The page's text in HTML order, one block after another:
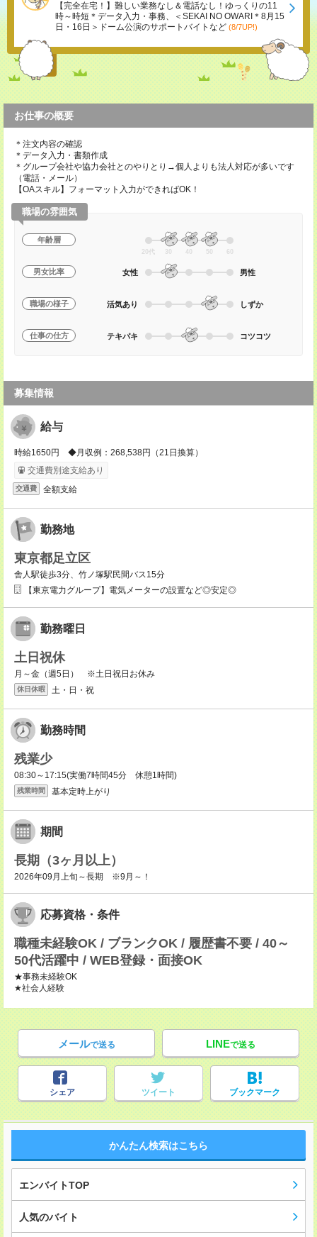
【完全在宅！】難しい業務なし＆電話なし！ゆっくりの11
時～時短＊データ入力・事務、＜SEKAI NO OWARI＊8月15
日・16日＞ドーム公演のサポートバイトなど (8/7UP!)
お仕事の概要
＊注文内容の確認
＊データ入力・書類作成
＊グループ会社や協力会社とのやりとり→個人よりも法人対応が多いです
（電話・メール）
【OAスキル】フォーマット入力ができればOK！
職場の雰囲気
年齢層
20代 30 40 50 60
男女比率 女性 男性
職場の様子 活気あり しずか
仕事の仕方 テキパキ コツコツ
募集情報
給与
時給1650円 ◆月収例：268,538円（21日換算）
交通費別途支給あり
交通費 全額支給
勤務地
東京都足立区
舎人駅徒歩3分、竹ノ塚駅民間バス15分
【東京電力グループ】電気メーターの設置など◎安定◎
勤務曜日
土日祝休
月～金（週5日） ※土日祝日お休み
休日休暇 土・日・祝
勤務時間
残業少
08:30～17:15(実働7時間45分 休憩1時間)
残業時間 基本定時上がり
期間
長期（3ヶ月以上）
2026年09月上旬～長期 ※9月～！
応募資格・条件
職種未経験OK / ブランクOK / 履歴書不要 / 40～
50代活躍中 / WEB登録・面接OK
★事務未経験OK
★社会人経験
メールで送る LINEで送る
シェア ツイート ブックマーク
かんたん検索はこちら
エンバイトTOP
人気のバイト